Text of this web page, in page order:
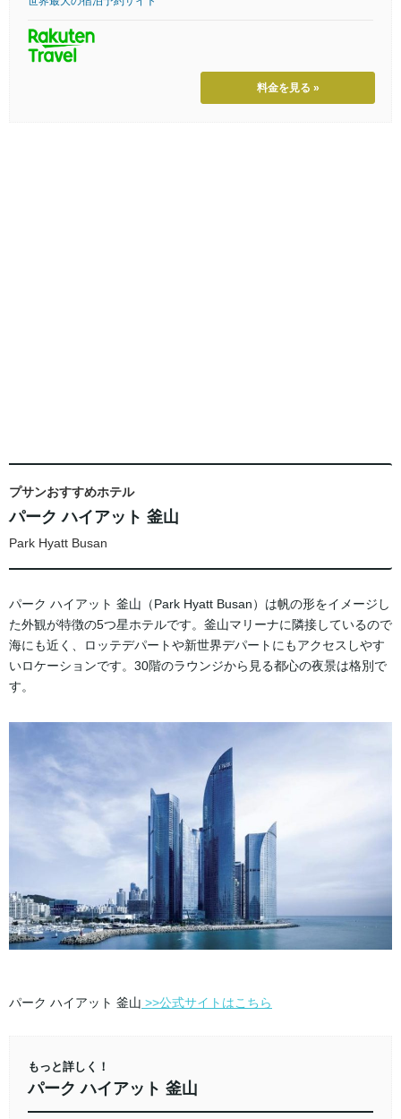
料金を見る »
プサンおすすめホテル
パーク ハイアット 釜山
Park Hyatt Busan
パーク ハイアット 釜山（Park Hyatt Busan）は帆の形をイメージし
た外観が特徴の5つ星ホテルです。釜山マリーナに隣接しているので
海にも近く、ロッテデパートや新世界デパートにもアクセスしやす
いロケーションです。30階のラウンジから見る都心の夜景は格別で
す。
パーク ハイアット 釜山 >>公式サイトはこちら
もっと詳しく！
パーク ハイアット 釜山